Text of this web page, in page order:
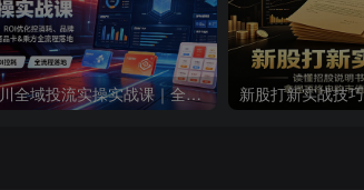
千川全域投流实操实战课｜全域流量底层逻辑、ROI优化控消耗、品牌推广、新号起量、商品卡&乘方全流程落地